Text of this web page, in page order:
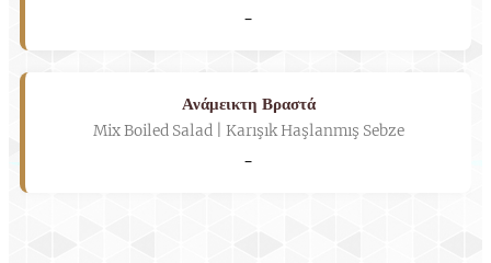
-
Ανάμεικτη Βραστά
Mix Boiled Salad | Karışık Haşlanmış Sebze
-